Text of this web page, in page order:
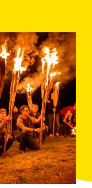
En arribar al